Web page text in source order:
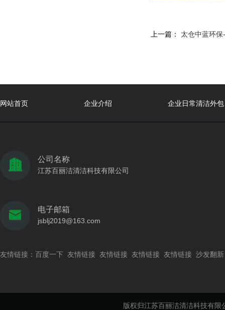
上一篇： 太仓中蓝环
网站首页 企业介绍 企业日常清洁外包
公司名称
江苏百丽洁清洁科技有限公司
电子邮箱
jsblj2019@163.com
友情链接： 百度一下 友情链接 友情链接 友情链接 友情链接 沙发翻新
版权归江苏百丽洁清洁科技有